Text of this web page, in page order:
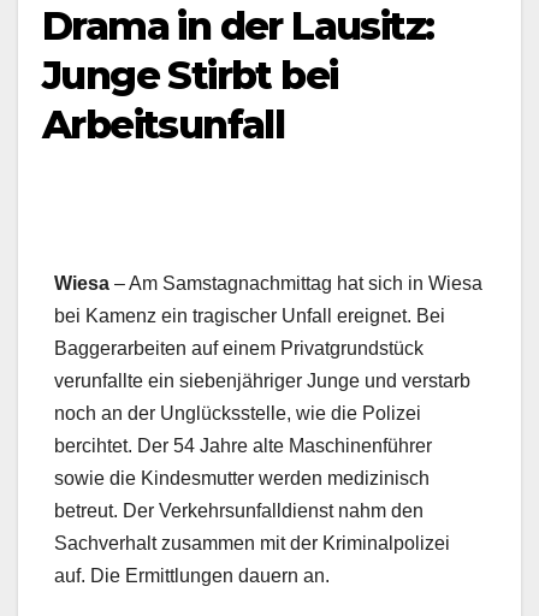
Drama in der Lausitz:
Junge Stirbt bei
Arbeitsunfall
Wiesa – Am Samstagnachmittag hat sich in Wiesa
bei Kamenz ein tragischer Unfall ereignet. Bei
Baggerarbeiten auf einem Privatgrundstück
verunfallte ein siebenjähriger Junge und verstarb
noch an der Unglücksstelle, wie die Polizei
bercihtet. Der 54 Jahre alte Maschinenführer
sowie die Kindesmutter werden medizinisch
betreut. Der Verkehrsunfalldienst nahm den
Sachverhalt zusammen mit der Kriminalpolizei
auf. Die Ermittlungen dauern an.